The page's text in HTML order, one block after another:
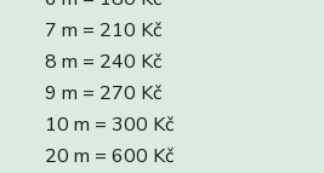
7 m = 210 Kč
8 m = 240 Kč
9 m = 270 Kč
10 m = 300 Kč
20 m = 600 Kč